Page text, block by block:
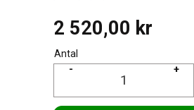
2 520,00 kr
Antal
+
-